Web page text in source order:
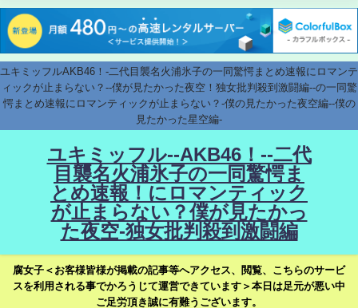
ユキミッフルAKB46！-二代目襲名火浦氷子の一同驚愕まとめ速報にロマンテ
ィックが止まらない？--僕が見たかった夜空！独女批判殺到激闘編--の一同驚
愕まとめ速報にロマンティックが止まらない？-僕の見たかった夜空編--僕の
見たかった星空編-
ユキミッフル--AKB46！--二代
目襲名火浦氷子の一同驚愕ま
とめ速報！にロマンティック
が止まらない？僕が見たかっ
た夜空-独女批判殺到激闘編
腐女子＜お客様皆様が掲載の記事等へアクセス、閲覧、こちらのサービ
スを利用される事でかろうじて運営できています＞本日は足元が悪い中
ご足労頂き誠に有難うございます。